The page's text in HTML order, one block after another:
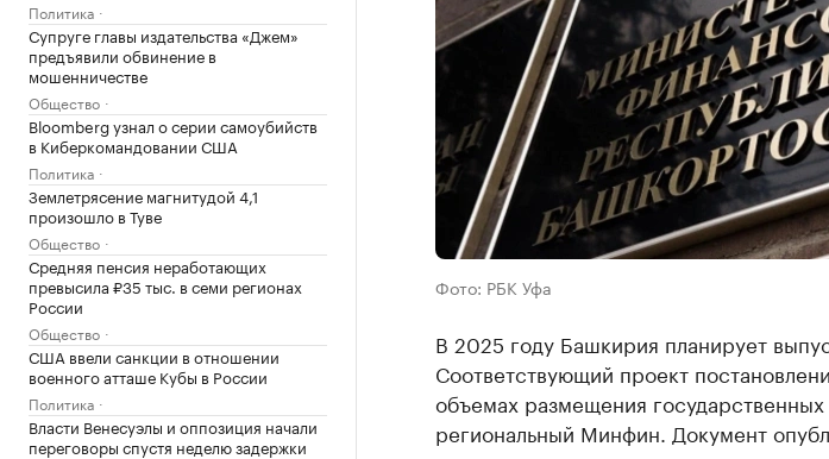
Политика
Супруге главы издательства «Джем»
предъявили обвинение в
мошенничестве
Общество
Bloomberg узнал о серии самоубийств
в Киберкомандовании США
Политика
Землетрясение магнитудой 4,1
произошло в Туве
Общество
Средняя пенсия неработающих
превысила ₽35 тыс. в семи регионах
России
Общество
США ввели санкции в отношении
военного атташе Кубы в России
Политика
Власти Венесуэлы и оппозиция начали
переговоры спустя неделю задержки
Фото: РБК Уфа
В 2025 году Башкирия планирует
Соответствующий проект
объемах размещения
региональный Минфин. Документ